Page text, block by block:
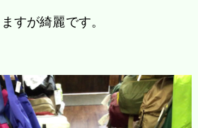
すが綺麗です。